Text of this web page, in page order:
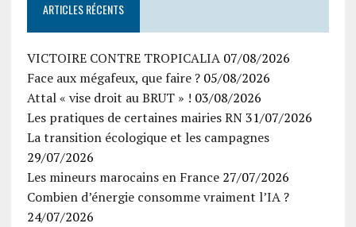
ARTICLES RÉCENTS
VICTOIRE CONTRE TROPICALIA 07/08/2026
Face aux mégafeux, que faire ? 05/08/2026
Attal « vise droit au BRUT » ! 03/08/2026
Les pratiques de certaines mairies RN 31/07/2026
La transition écologique et les campagnes
29/07/2026
Les mineurs marocains en France 27/07/2026
Combien d’énergie consomme vraiment l’IA ?
24/07/2026